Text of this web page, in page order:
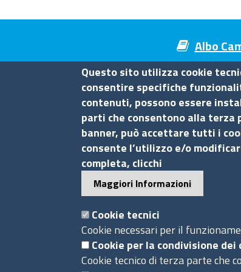
Albo
Camera di Commercio
Contatti
Piazza F.Cavallotti,3 - 98122 Messina
tel. 090-77721
fax 090-674644
P.I. 0075 36 00 832
Peccciaa.messina@me.legalmail.camcom.it
Ufficio relazioni con il pubblico
Questo sito utilizza cookie
consentire specifiche
contenuti, possono essere
parti che consentono alla
banner, può accettare tutti i
consente l’utilizzo e/o
completa, clicchi
Maggiori Informazioni
Cookie tecnici
Cookie necessari per il
Cookie per la condivisione
Cookie tecnico di terza parte che